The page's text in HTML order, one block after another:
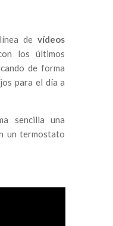
línea devídeos
los últimos
de forma
para el día a
sencilla una
un termostato